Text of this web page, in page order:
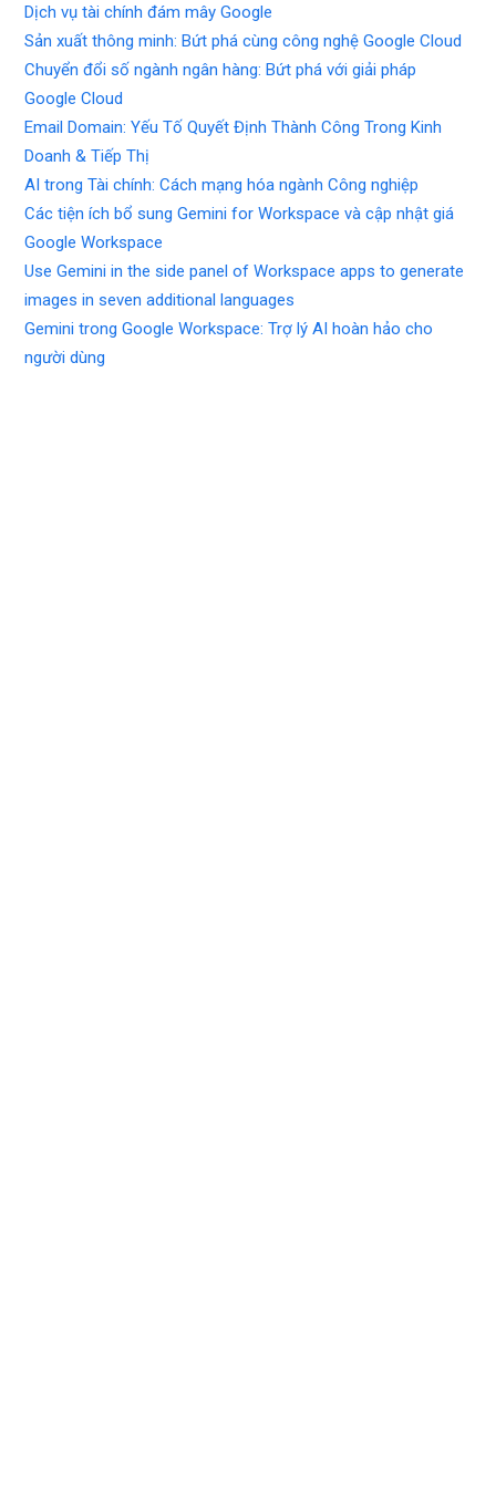
Dịch vụ tài chính đám mây Google
Sản xuất thông minh: Bứt phá cùng công nghệ Google Cloud
Chuyển đổi số ngành ngân hàng: Bứt phá với giải pháp
Google Cloud
Email Domain: Yếu Tố Quyết Định Thành Công Trong Kinh
Doanh & Tiếp Thị
AI trong Tài chính: Cách mạng hóa ngành Công nghiệp
Các tiện ích bổ sung Gemini for Workspace và cập nhật giá
Google Workspace
Use Gemini in the side panel of Workspace apps to generate
images in seven additional languages
Gemini trong Google Workspace: Trợ lý AI hoàn hảo cho
người dùng